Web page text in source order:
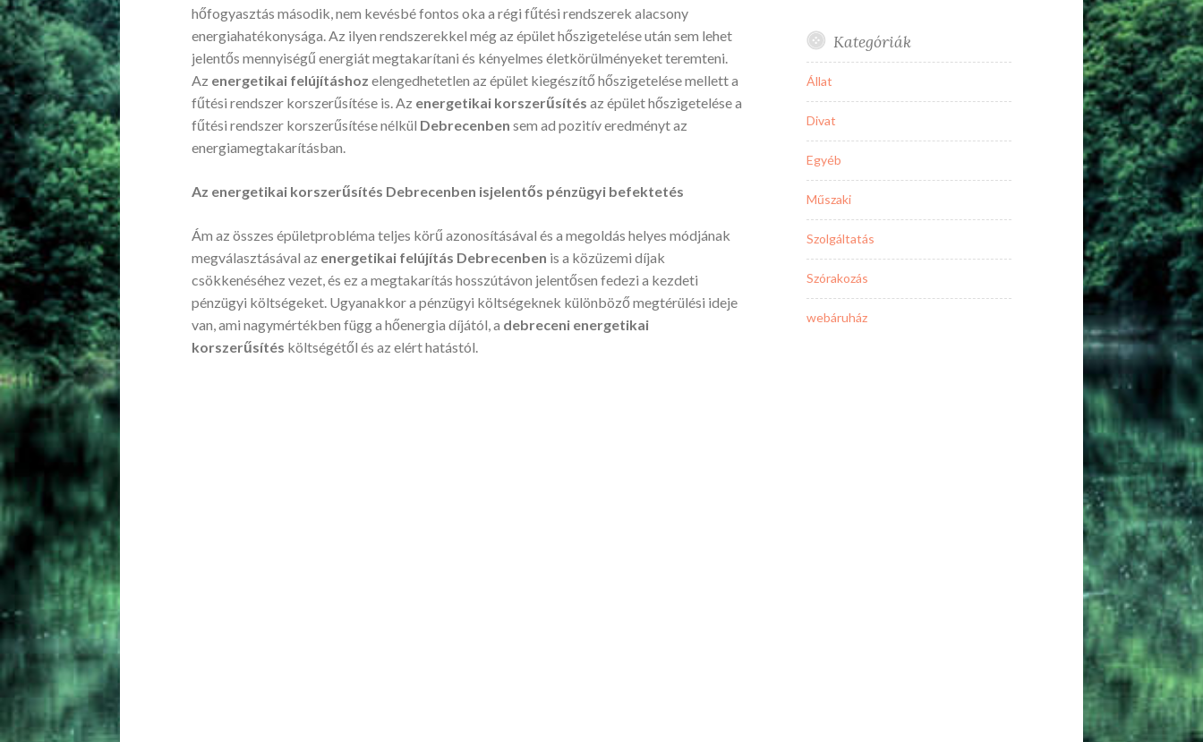
hőfogyasztás második, nem kevésbé fontos oka a régi fűtési rendszerek alacsony
energiahatékonysága. Az ilyen rendszerekkel még az épület hőszigetelése után sem lehet
jelentős mennyiségű energiát megtakarítani és kényelmes életkörülményeket teremteni.
Az energetikai felújításhoz elengedhetetlen az épület kiegészítő hőszigetelése mellett a
fűtési rendszer korszerűsítése is. Az energetikai korszerűsítés az épület hőszigetelése a
fűtési rendszer korszerűsítése nélkül Debrecenben sem ad pozitív eredményt az
energiamegtakarításban.
Az energetikai korszerűsítés Debrecenben isjelentős pénzügyi befektetés
Ám az összes épületprobléma teljes körű azonosításával és a megoldás helyes módjának
megválasztásával az energetikai felújítás Debrecenben is a közüzemi díjak
csökkenéséhez vezet, és ez a megtakarítás hosszútávon jelentősen fedezi a kezdeti
pénzügyi költségeket. Ugyanakkor a pénzügyi költségeknek különböző megtérülési ideje
van, ami nagymértékben függ a hőenergia díjától, a debreceni energetikai
korszerűsítés költségétől és az elért hatástól.
Kategóriák
Állat
Divat
Egyéb
Műszaki
Szolgáltatás
Szórakozás
webáruház